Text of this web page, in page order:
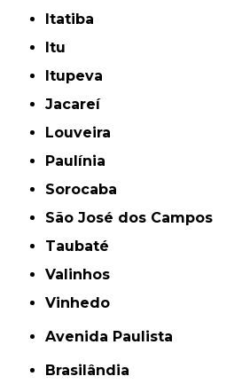
Itatiba
Itu
Itupeva
Jacareí
Louveira
Paulínia
Sorocaba
São José dos Campos
Taubaté
Valinhos
Vinhedo
Avenida Paulista
Brasilândia